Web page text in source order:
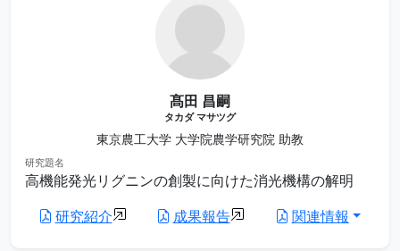
髙田 昌嗣
タカダ マサツグ
東京農工大学 大学院農学研究院 助教
研究題名
高機能発光リグニンの創製に向けた消光機構の解明
研究紹介
成果報告 関連情報